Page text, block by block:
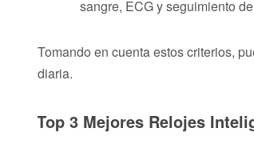
sangre, ECG y seguimiento
Tomando en cuenta estos criterios,
diaria.
Top 3 Mejores Relojes